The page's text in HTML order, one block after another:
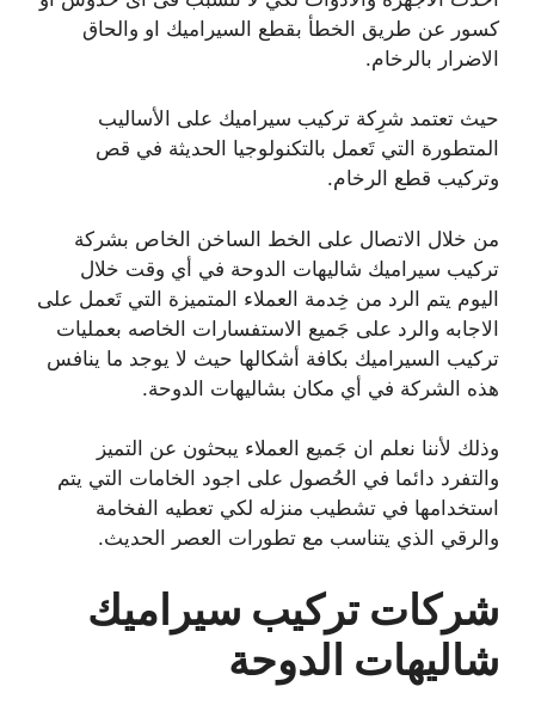
كسور عن طريق الخطأ بقطع السيراميك او والحاق
الاضرار بالرخام.
حيث تعتمد شرِكة تركيب سيراميك على الأساليب
المتطورة التي تَعمل بالتكنولوجيا الحديثة في قص
وتركيب قطع الرخام.
من خلال الاتصال على الخط الساخن الخاص بشركة
تركيب سيراميك شاليهات الدوحة في أي وقت خلال
اليوم يتم الرد من خِدمة العملاء المتميزة التي تَعمل على
الاجابه والرد على جَميع الاستفسارات الخاصه بعمليات
تركيب السيراميك بكافة أشكالها حيث لا يوجد ما ينافس
هذه الشركة في أي مكان بشاليهات الدوحة.
وذلك لأننا نعلم ان جَميع العملاء يبحثون عن التميز
والتفرد دائما في الحُصول على اجود الخامات التي يتم
استخدامها في تشطيب منزله لكي تعطيه الفخامة
والرقي الذي يتناسب مع تطورات العصر الحديث.
شركات تركيب سيراميك
شاليهات الدوحة